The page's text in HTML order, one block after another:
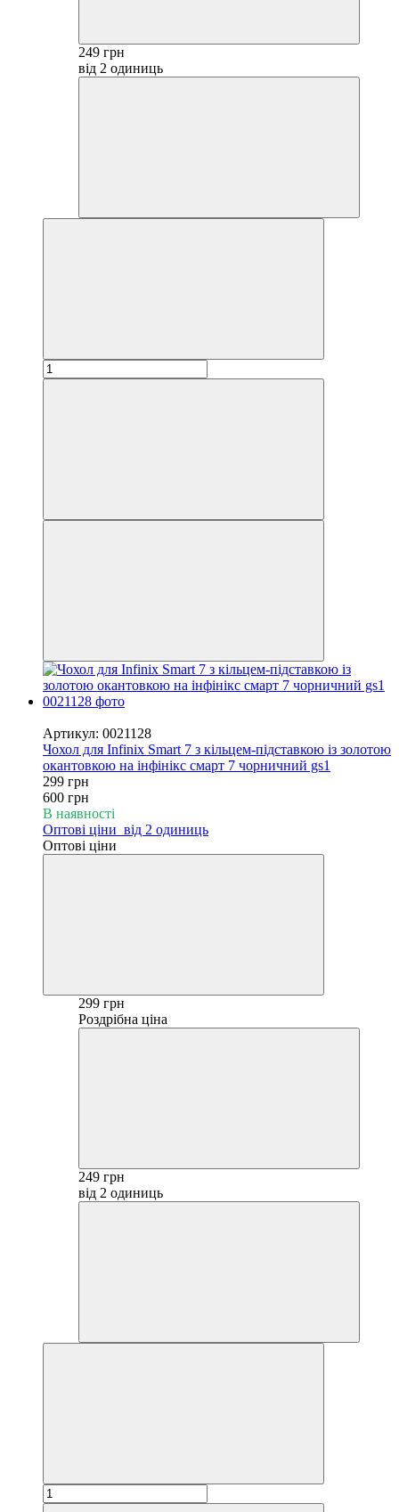
249 грн
від 2 одиниць
Артикул: 0021128
Чохол для Infinix Smart 7 з кільцем-підставкою із золотою
окантовкою на інфінікс смарт 7 чорничний gs1
299 грн
600 грн
В наявності
Оптові ціни від 2 одиниць
Оптові ціни
299 грн
Роздрібна ціна
249 грн
від 2 одиниць